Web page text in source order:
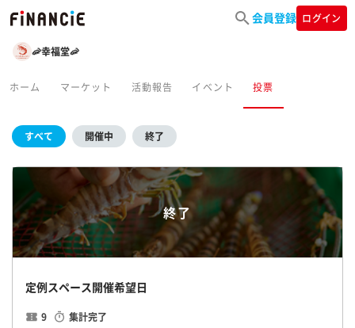
会員登録 ログイン
🦐幸福堂🦐
ホーム マーケット 活動報告 イベント 投票
すべて 開催中 終了
終了
定例スペース開催希望日
9 集計完了